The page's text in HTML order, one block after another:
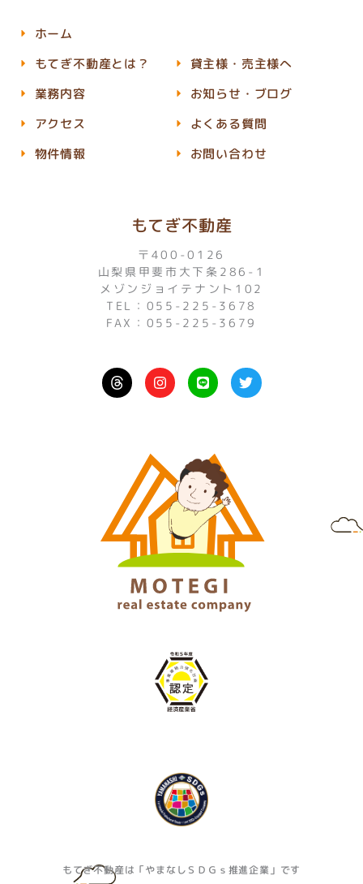
もてぎ不動産
〒400-0126
山梨県甲斐市大下条286-1
メゾンジョイテナント102
TEL：055-225-3678
FAX：055-225-3679
I
n
s
a
m
L
i
n
T
w
i
もてぎ不動産は「やまなしＳＤＧｓ推進企業」です
ホーム
もてぎ不動産とは？
業務内容
アクセス
物件情報
貸主様・売主様へ
お知らせ・ブログ
よくある質問
お問い合わせ